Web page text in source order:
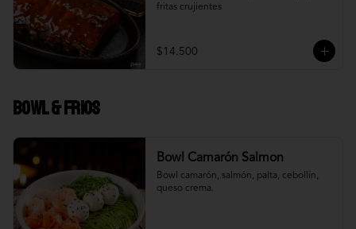
fritas crujientes
$14.500
Bowl & frios
Bowl Camarón Salmon
Bowl camarón, salmón, palta, cebollín,
queso crema.